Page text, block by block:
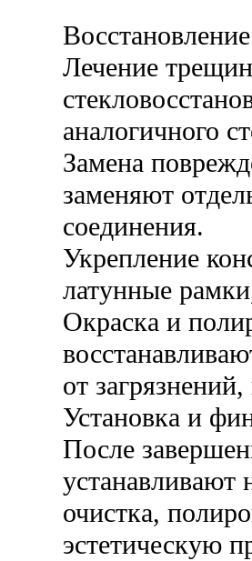
Лечение
аналогичного
Замена
заменяют
соединения.
Укрепление
латунные
Окраска и
от
Установка и
После
устанавливают
очистка,
эстетическую